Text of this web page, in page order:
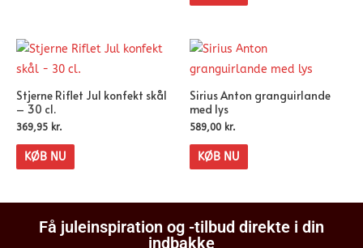
Stjerne Riflet Jul konfekt skål
– 30 cl.
369,95 kr.
KØB NU
Sirius Anton granguirlande
med lys
589,00 kr.
KØB NU
Få juleinspiration og -tilbud direkte i din
indbakke